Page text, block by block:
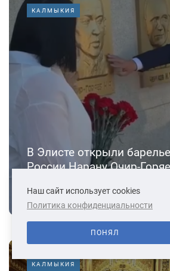
КАЛМЫКИЯ
В Элисте открыли
России Нарану Очир-
23.07.2026
КАЛМЫКИЯ
Наш сайт использует cookies
Политика конфиденциальности
ПОНЯЛ